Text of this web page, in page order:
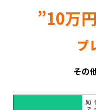
”10万
プ
その